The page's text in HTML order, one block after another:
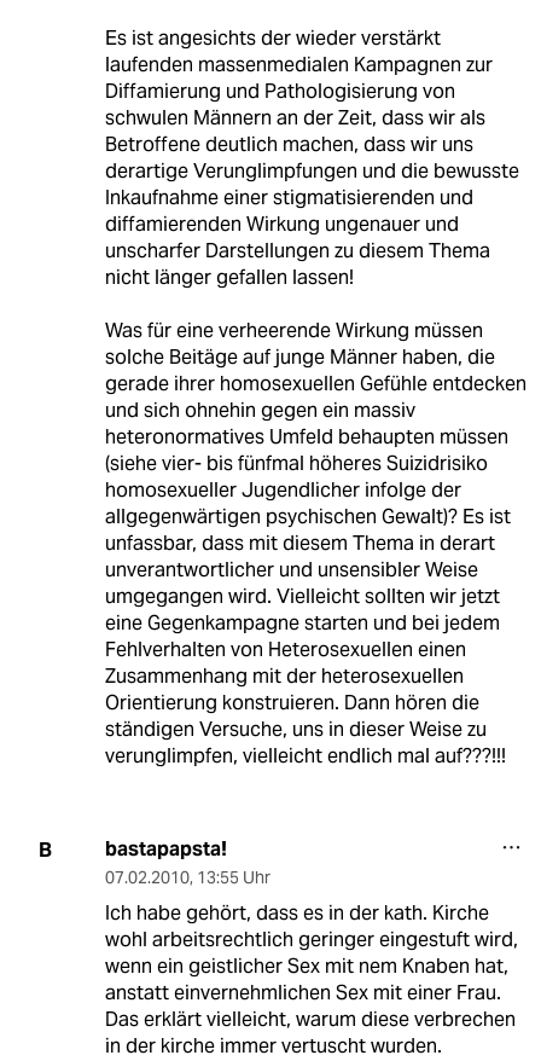
Es ist angesichts der wieder verstärkt
laufenden massenmedialen Kampagnen zur
Diffamierung und Pathologisierung von
schwulen Männern an der Zeit, dass wir als
Betroffene deutlich machen, dass wir uns
derartige Verunglimpfungen und die bewusste
Inkaufnahme einer stigmatisierenden und
diffamierenden Wirkung ungenauer und
unscharfer Darstellungen zu diesem Thema
nicht länger gefallen lassen!
Was für eine verheerende Wirkung müssen
solche Beitäge auf junge Männer haben, die
gerade ihrer homosexuellen Gefühle entdecken
und sich ohnehin gegen ein massiv
heteronormatives Umfeld behaupten müssen
(siehe vier- bis fünfmal höheres Suizidrisiko
homosexueller Jugendlicher infolge der
allgegenwärtigen psychischen Gewalt)? Es ist
unfassbar, dass mit diesem Thema in derart
unverantwortlicher und unsensibler Weise
umgegangen wird. Vielleicht sollten wir jetzt
eine Gegenkampagne starten und bei jedem
Fehlverhalten von Heterosexuellen einen
Zusammenhang mit der heterosexuellen
Orientierung konstruieren. Dann hören die
ständigen Versuche, uns in dieser Weise zu
verunglimpfen, vielleicht endlich mal auf???!!!
B bastapapsta!
07.02.2010, 13:55 Uhr
Ich habe gehört, dass es in der kath. Kirche
wohl arbeitsrechtlich geringer eingestuft wird,
wenn ein geistlicher Sex mit nem Knaben hat,
anstatt einvernehmlichen Sex mit einer Frau.
Das erklärt vielleicht, warum diese verbrechen
in der kirche immer vertuscht wurden.